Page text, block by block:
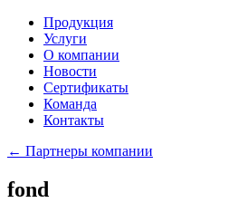
Продукция
Услуги
О компании
Новости
Сертификаты
Команда
Контакты
← Партнеры компании
fond